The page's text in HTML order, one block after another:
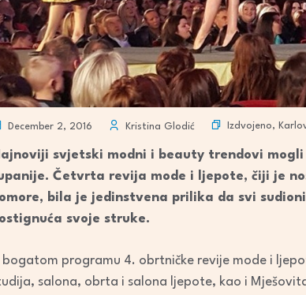
December 2, 2016 Kristina Glodić Izdvojeno,
svjetski modni i beauty trendovi
Četvrta revija mode i ljepote, čiji je
bila je jedinstvena prilika da svi
uća svoje struke.
bogatom programu 4. obrtničke revije mode i
salona, obrta i salona ljepote, kao i